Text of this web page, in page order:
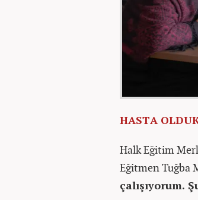
HASTA
Halk Eğitim
Eğitmen Tuğba
çalışıyorum.